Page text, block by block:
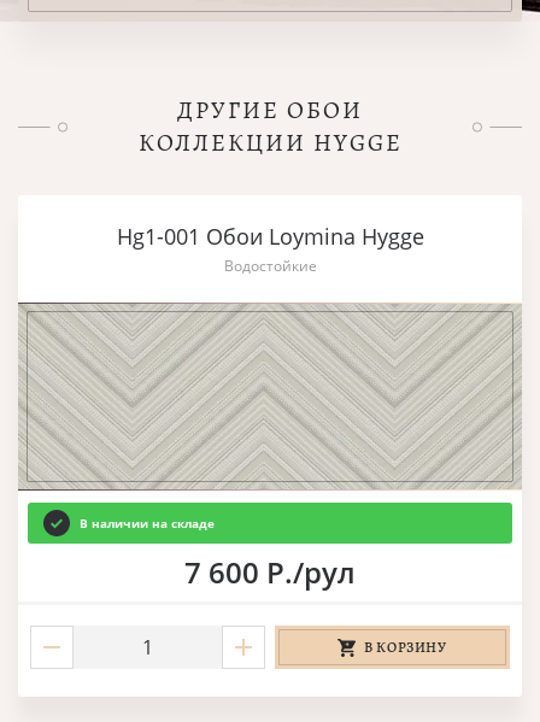
ДРУГИЕ ОБОИ
КОЛЛЕКЦИИ HYGGE
Hg1-001 Обои Loymina Hygge
Водостойкие
В наличии на складе
7 600 Р./рул
В КОРЗИНУ